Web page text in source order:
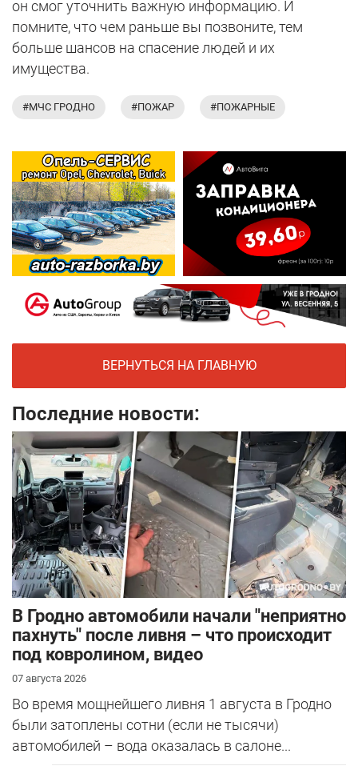
он смог уточнить важную информацию. И
помните, что чем раньше вы позвоните, тем
больше шансов на спасение людей и их
имущества.
#МЧС ГРОДНО #ПОЖАР #ПОЖАРНЫЕ
ВЕРНУТЬСЯ НА ГЛАВНУЮ
Последние новости:
В Гродно автомобили начали "неприятно
пахнуть" после ливня – что происходит
под ковролином, видео
07 августа 2026
Во время мощнейшего ливня 1 августа в Гродно
были затоплены сотни (если не тысячи)
автомобилей – вода оказалась в салоне...